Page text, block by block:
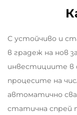
С устойчиво и
в градеж на нов
инвестициите в
процесите на
автоматично
статична спрей